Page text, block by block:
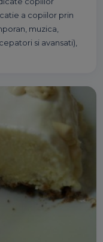
a copiilor prin
muzica,
si avansati),